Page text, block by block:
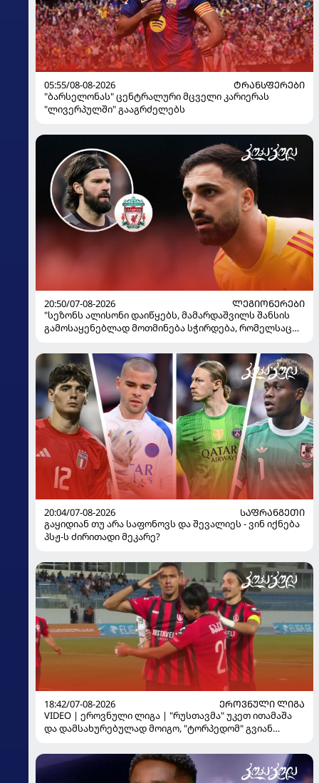
05:55/08-08-2026
ᲢᲠᲐᲜᲡᲤᲔᲠᲔᲑᲘ
"ბარსელონას" ცენტრალური მცველი კარიერას
"ლივერპულში" გააგრძელებს
20:50/07-08-2026
ᲚᲔᲒᲘᲝᲜᲔᲠᲔᲑᲘ
"სეზონს ალისონი დაიწყებს, მამარდაშვილს შანსის
გამოსაყენებლად მოთმინება სჭირდება, რომელსაც
ყოფილმა მეკარემ
20:04/07-08-2026
ᲡᲐᲤᲠᲐᲜᲒᲔᲗᲘ
გაყიდიან თუ არა საფონოვს და შევალიეს - ვინ იქნება
პსჟ-ს ძირითადი მეკარე?
18:42/07-08-2026
ᲔᲠᲝᲕᲜᲣᲚᲘ ᲚᲘᲒᲐ
VIDEO | ეროვნული ლიგა | "რუსთავმა" უკეთ ითამაშა
და დამსახურებულად მოიგო, "ტორპედომ" გვიან